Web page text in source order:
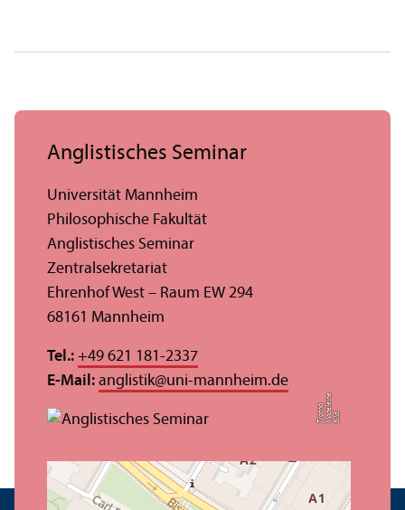
Bil
d:
M
a
d
el ei
n
eT
r
o
t
n
o
Anglistisches Seminar
Universität Mannheim
Philosophische Fakultät
Anglistisches Seminar
Zentralsekretariat
Ehrenhof West – Raum EW 294
68161 Mannheim
Tel.: +49 621 181-2337
E-Mail: anglistik@uni-mannheim.de